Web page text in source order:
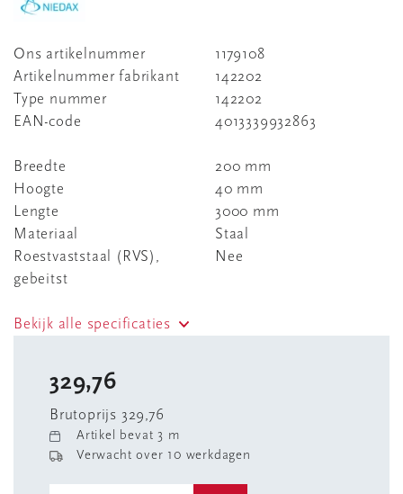
Ons artikelnummer
1179108
Artikelnummer fabrikant
142202
Type nummer
142202
EAN-code
4013339932863
Breedte
200 mm
Hoogte
40 mm
Lengte
3000 mm
Materiaal
Staal
Roestvaststaal (RVS),
gebeitst
Nee
Bekijk alle specificaties
329,76
Brutoprijs 329,76
Artikel bevat 3 m
Verwacht over 10 werkdagen